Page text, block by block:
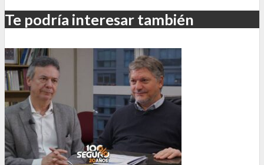
Te podría interesar también